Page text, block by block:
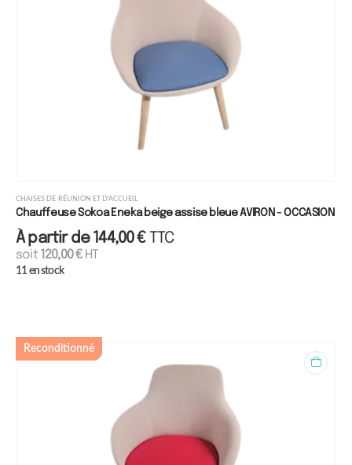
CHAISES DE RÉUNION ET D'ACCUEIL
Chauffeuse Sokoa Eneka beige assise bleue AVIRON - OCCASION
À partir de144,00€ TTC
soit120,00€HT
11 en stock
Reconditionné